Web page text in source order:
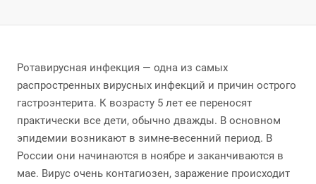
Ротавирусная инфекция — одна из самых
распростренных вирусных инфекций и причин острого
гастроэнтерита. К возрасту 5 лет ее переносят
практически все дети, обычно дважды. В основном
эпидемии возникают в зимне-весенний период. В
России они начинаются в ноябре и заканчиваются в
мае. Вирус очень контагиозен, заражение происходит